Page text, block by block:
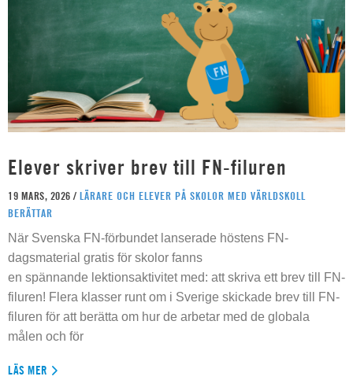
Elever skriver brev till FN-filuren
19 MARS, 2026 / LÄRARE OCH ELEVER PÅ SKOLOR MED VÄRLDSKOLL
BERÄTTAR
När Svenska FN-förbundet lanserade höstens FN-
dagsmaterial gratis för skolor fanns
en spännande lektionsaktivitet med: att skriva ett brev till FN-
filuren! Flera klasser runt om i Sverige skickade brev till FN-
filuren för att berätta om hur de arbetar med de globala
målen och för
LÄS MER